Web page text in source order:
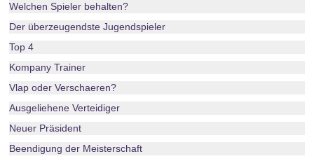
Welchen Spieler behalten?
Der überzeugendste Jugendspieler
Top 4
Kompany Trainer
Vlap oder Verschaeren?
Ausgeliehene Verteidiger
Neuer Präsident
Beendigung der Meisterschaft